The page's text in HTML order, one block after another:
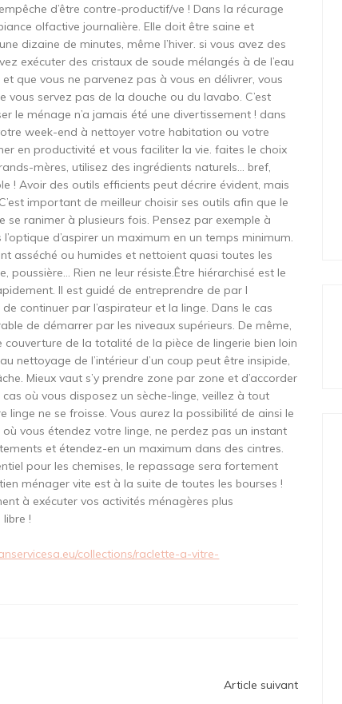
d’être contre-productif/ve ! Dans la récurage
olfactive journalière. Elle doit être saine et
dizaine de minutes, même l’hiver. si vous avez des
exécuter des cristaux de soude mélangés à de l’eau
que vous ne parvenez pas à vous en délivrer, vous
servez pas de la douche ou du lavabo. C’est
le ménage n’a jamais été une divertissement ! dans
week-end à nettoyer votre habitation ou votre
en productivité et vous faciliter la vie. faites le choix
mères, utilisez des ingrédients naturels… bref,
! Avoir des outils efficients peut décrire évident, mais
important de meilleur choisir ses outils afin que le
se ranimer à plusieurs fois. Pensez par exemple à
d’aspirer un maximum en un temps minimum.
asséché ou humides et nettoient quasi toutes les
poussière… Rien ne leur résiste.Être hiérarchisé est le
Il est guidé de entreprendre de par l
continuer par l’aspirateur et la linge. Dans le cas
de démarrer par les niveaux supérieurs. De même,
de la totalité de la pièce de lingerie bien loin
nettoyage de l’intérieur d’un coup peut être insipide,
Mieux vaut s’y prendre zone par zone et d’accorder
où vous disposez un sèche-linge, veillez à tout
linge ne se froisse. Vous aurez la possibilité de ainsi le
vous étendez votre linge, ne perdez pas un instant
et étendez-en un maximum dans des cintres.
pour les chemises, le repassage sera fortement
ménager vite est à la suite de toutes les bourses !
à exécuter vos activités ménagères plus
!
collections/raclette-a-vitre-
Article suivant